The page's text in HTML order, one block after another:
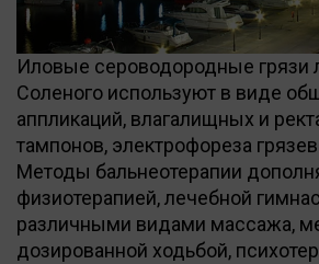
Иловые сероводородные грязи
Соленого используют в виде
аппликаций, влагалищных и
тампонов, электрофореза
Методы бальнеотерапии
физиотерапией, лечебной
различными видами массажа,
дозированной ходьбой,